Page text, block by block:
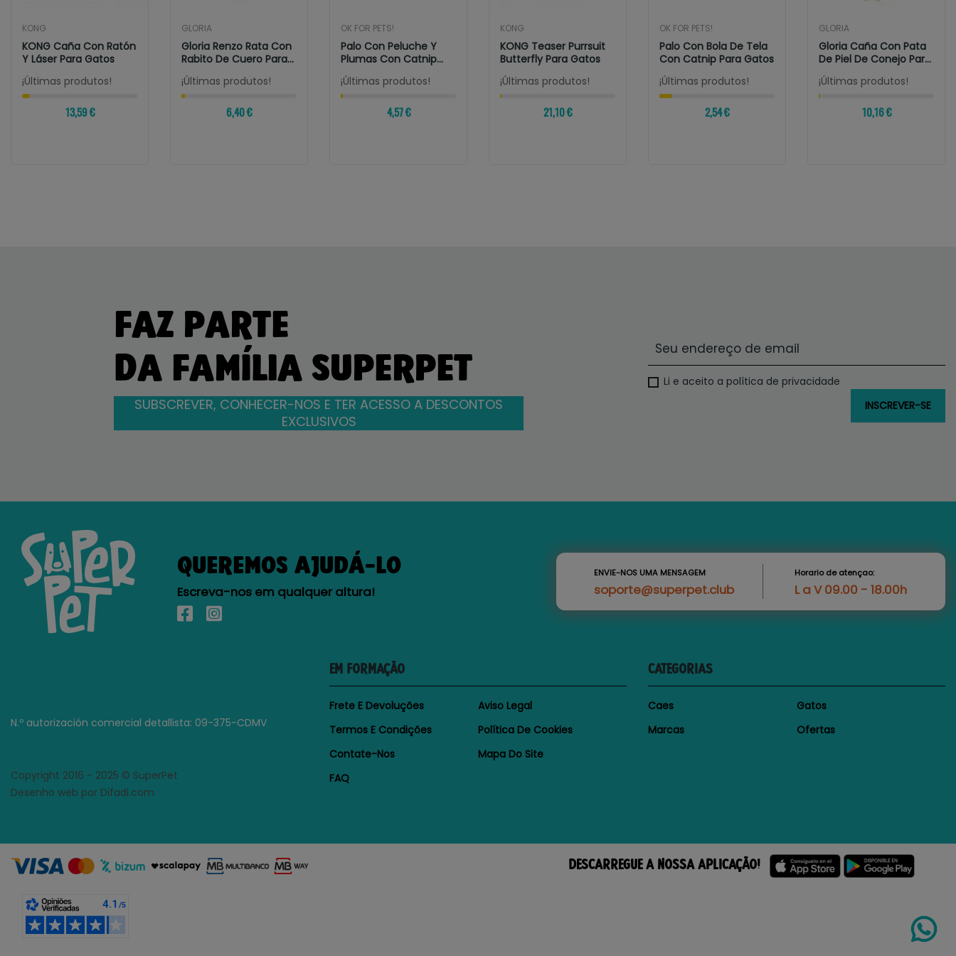
KONG
KONG Caña Con Ratón
Y Láser Para Gatos
¡Últimas produtos!
13,59 €
GLORIA
Gloria Renzo Rata Con
Rabito De Cuero Para
Gatos
¡Últimas produtos!
6,40 €
OK FOR PETS!
Palo Con Peluche Y
Plumas Con Catnip
Para Gatos
¡Últimas produtos!
4,57 €
KONG
KONG Teaser Purrsuit
Butterfly Para Gatos
¡Últimas produtos!
21,10 €
OK FOR PETS!
Palo Con Bola De Tela
Con Catnip Para Gatos
¡Últimas produtos!
2,54 €
GLORIA
Gloria Caña Con Pata
De Piel De Conejo Para
Gatos
¡Últimas produtos!
10,16 €
FAZ PARTE
DA FAMÍLIA SUPERPET
SUBSCREVER, CONHECER-NOS E TER ACESSO A DESCONTOS
EXCLUSIVOS
Li e aceito a política de privacidade
QUEREMOS AJUDÁ-LO
Escreva-nos em qualquer altura!
ENVIE-NOS UMA MENSAGEM
soporte@superpet.club
Horario de atençao:
L a V 09.00 - 18.00h
N.º autorización comercial detallista: 09-375-CDMV
Copyright 2016 - 2025 © SuperPet
Desenho web por Difadi.com
EM FORMAÇÃO
Frete E Devoluções
Aviso Legal
Termos E Condições
Política De Cookies
Contate-Nos
Mapa Do Site
FAQ
CATEGORIAS
Caes
Gatos
Marcas
Ofertas
DESCARREGUE A NOSSA APLICAÇÃO!